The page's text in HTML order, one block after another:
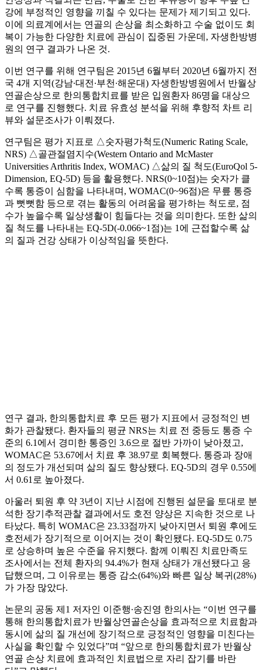
강에 부정적인 영향을 끼칠 수 있다는 문제가 제기되고 있다.
이에 의료계에서는 연골의 손상을 최소화하고 수술 없이도 회
복이 가능한 다양한 치료에 관심이 집중된 가운데, 자생한방병
원의 연구 결과가 나온 것.
이번 연구를 위해 연구팀은 2015년 6월부터 2020년 6월까지 전
국 4개 지역(강남∙대전∙부천∙해운대) 자생한방병원에서 반월상
연골손상으로 한의통합치료를 받은 입원환자 86명을 대상으
로 연구를 진행했다. 치료 유효성 분석을 위해 후향적 차트 리
뷰와 설문조사가 이뤄졌다.
연구팀은 평가 지표로 △숫자평가척도(Numeric Rating Scale,
NRS) △골관절염지수(Western Ontario and McMaster
Universities Arthritis Index, WOMAC) △삶의 질 척도(EuroQol 5-
Dimension, EQ-5D) 등을 활용했다. NRS(0~10점)는 숫자가 클
수록 통증이 심함을 나타내며, WOMAC(0~96점)은 무릎 통증
과 뻣뻣함 등으로 겪는 활동의 어려움을 평가하는 척도로, 점
수가 높을수록 일상생활이 힘들다는 것을 의미한다. 또한 삶의
질 척도를 나타내는 EQ-5D(-0.066~1점)는 1에 근접할수록 삶
의 질과 건강 상태가 이상적임을 뜻한다.
연구 결과, 한의통합치료 후 모든 평가 지표에서 긍정적인 변
화가 관찰됐다. 환자들의 평균 NRS는 치료 전 중등도 통증 수
준의 6.1에서 경미한 통증인 3.6으로 절반 가까이 낮아졌고,
WOMAC은 53.67에서 치료 후 38.97로 회복했다. 통증과 장애
의 정도가 개선되며 삶의 질도 향상됐다. EQ-5D의 경우 0.55에
서 0.61로 높아졌다.
아울러 퇴원 후 약 3년이 지난 시점에 진행된 설문을 토대로 분
석한 장기추적관찰 결과에서도 호전 양상은 지속한 것으로 나
타났다. 특히 WOMAC은 23.33점까지 낮아지면서 퇴원 후에도
호전세가 장기적으로 이어지는 것이 확인됐다. EQ-5D도 0.75
로 상승하며 높은 수준을 유지했다. 함께 이뤄진 치료만족도
조사에서는 전체 환자의 94.4%가 현재 상태가 개선됐다고 응
답했으며, 그 이유로는 통증 감소(64%)와 빠른 일상 복귀(28%)
가 가장 많았다.
논문의 공동 제1 저자인 이준행∙송진영 한의사는 “이번 연구를
통해 한의통합치료가 반월상연골손상을 효과적으로 치료함과
동시에 삶의 질 개선에 장기적으로 긍정적인 영향을 미친다는
사실을 확인할 수 있었다”며 “앞으로 한의통합치료가 반월상
연골 손상 치료에 효과적인 치료법으로 자리 잡기를 바란